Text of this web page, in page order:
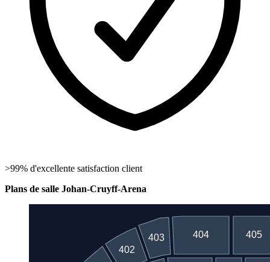
>99% d'excellente satisfaction client
Plans de salle Johan-Cruyff-Arena